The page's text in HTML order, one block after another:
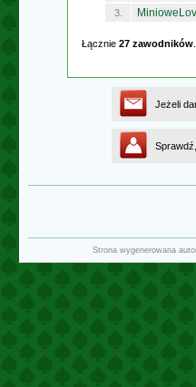
3.
Łącznie 27 zawodników
Jeżeli
Strona wygenerowana